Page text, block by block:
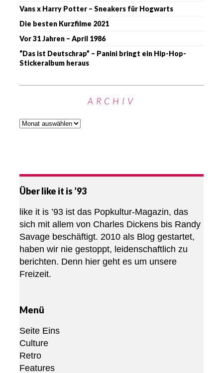
Vans x Harry Potter – Sneakers für Hogwarts
Die besten Kurzfilme 2021
Vor 31 Jahren – April 1986
“Das ist Deutschrap” – Panini bringt ein Hip-Hop-
Stickeralbum heraus
ARCHIV
Über like it is ’93
like it is ’93 ist das Popkultur-Magazin, das
sich mit allem von Charles Dickens bis Randy
Savage beschäftigt. 2010 als Blog gestartet,
haben wir nie gestoppt, leidenschaftlich zu
berichten. Denn hier geht es um unsere
Freizeit.
Menü
Seite Eins
Culture
Retro
Features